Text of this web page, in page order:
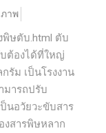
าพ
พิษตับ.html ตับ
ต้องได้ที่ใหญ่
รัม เป็นโรงงาน
มารถปรับ
นอวัยวะขับสาร
งสารพิษหลาก